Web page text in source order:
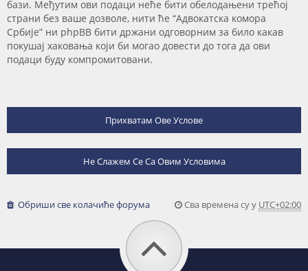
бази. Међутим ови подаци неће бити обелодањени трећој
страни без ваше дозволе, нити ће “Адвокатска комора
Србије” ни phpBB бити држани одговорним за било какав
покушај хаковања који би могао довести до тога да ови
подаци буду компромитовани.
Обриши све колачиће форума Сва времена су у UTC+02:00